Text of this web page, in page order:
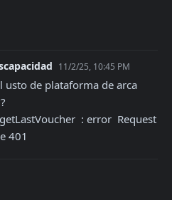
11/2/25, 10:45 PM
usto de plataforma de arca
: error  Request
401